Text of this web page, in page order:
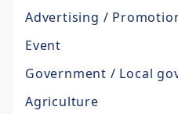
Advertising /
Event
Government / Local
Agriculture